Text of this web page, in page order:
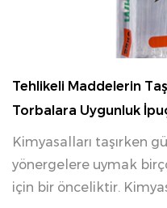
Tehlikeli Maddelerin
Torbalara Uygunluk
Kimyasalları taşırken
yönergelere uymak
için bir önceliktir.